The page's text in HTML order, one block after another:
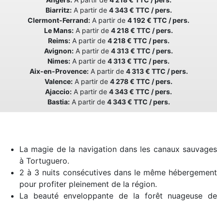
Biarritz:A partir de 4 343 € TTC / pers.
Clermont-Ferrand: A partir de 4 192 € TTC / pers.
Le Mans: A partir de 4 218 € TTC / pers.
Reims:A partir de 4 218 € TTC / pers.
Avignon: A partir de 4 313 € TTC / pers.
Nimes: A partir de 4 313 € TTC / pers.
Aix-en-Provence:A partir de 4 313 € TTC / pers.
Valence: A partir de 4 278 € TTC / pers.
Ajaccio: A partir de 4 343 € TTC / pers.
Bastia:A partir de 4 343 € TTC / pers.
La magie de la navigation dans les canaux sauvages
à Tortuguero.
2 à 3 nuits consécutives dans le même hébergement
pour profiter pleinement de la région.
La beauté enveloppante de la forêt nuageuse de